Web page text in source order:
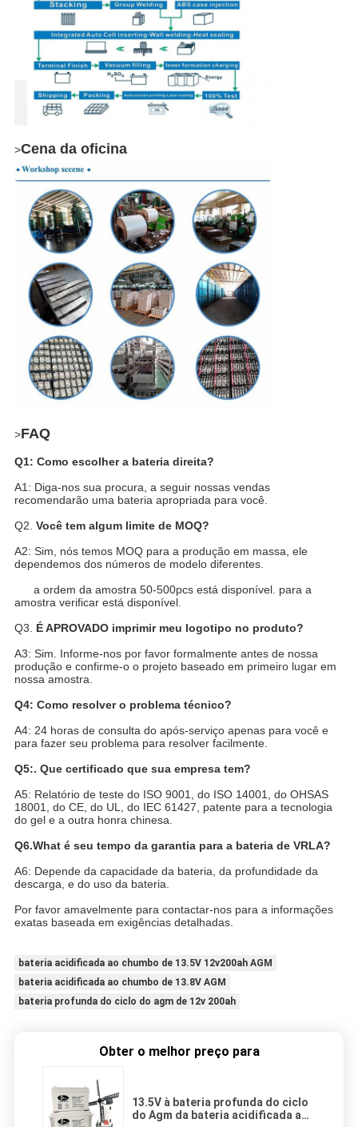
>Cena da oficina
>FAQ
Q1: Como escolher a bateria direita?
A1: Diga-nos sua procura, a seguir nossas vendas
recomendarão uma bateria apropriada para você.
Q2. Você tem algum limite de MOQ?
A2: Sim, nós temos MOQ para a produção em massa, ele
dependemos dos números de modelo diferentes.
a ordem da amostra 50-500pcs está disponível. para a
amostra verificar está disponível.
Q3. É APROVADO imprimir meu logotipo no produto?
A3: Sim. Informe-nos por favor formalmente antes de nossa
produção e confirme-o o projeto baseado em primeiro lugar em
nossa amostra.
Q4: Como resolver o problema técnico?
A4: 24 horas de consulta do após-serviço apenas para você e
para fazer seu problema para resolver facilmente.
Q5:. Que certificado que sua empresa tem?
A5: Relatório de teste do ISO 9001, do ISO 14001, do OHSAS
18001, do CE, do UL, do IEC 61427, patente para a tecnologia
do gel e a outra honra chinesa.
Q6.What é seu tempo da garantia para a bateria de VRLA?
A6: Depende da capacidade da bateria, da profundidade da
descarga, e do uso da bateria.
Por favor amavelmente para contactar-nos para a informações
exatas baseada em exigências detalhadas.
bateria acidificada ao chumbo de 13.5V 12v200ah AGM
bateria acidificada ao chumbo de 13.8V AGM
bateria profunda do ciclo do agm de 12v 200ah
Obter o melhor preço para
13.5V à bateria profunda do ciclo
do Agm da bateria acidificada ao